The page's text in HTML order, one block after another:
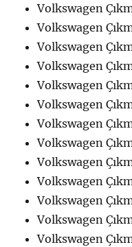
Volkswagen
Volkswagen
Volkswagen
Volkswagen
Volkswagen
Volkswagen
Volkswagen
Volkswagen
Volkswagen
Volkswagen
Volkswagen
Volkswagen
Volkswagen